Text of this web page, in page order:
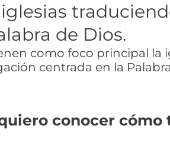
de Dios.
como foco principal la
centrada en la
conocer cómo